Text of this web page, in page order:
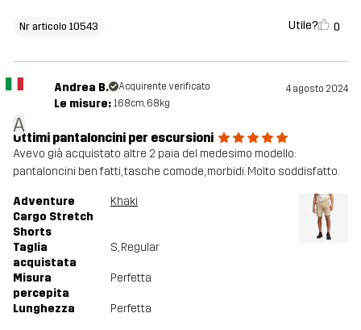
Nr articolo 10543 Utile? 0
A
Andrea B. Acquirente verificato 4 agosto 2024
Le misure: 168cm, 68kg
Ottimi pantaloncini per escursioni
Avevo già acquistato altre 2 paia del medesimo modello:
pantaloncini ben fatti, tasche comode, morbidi. Molto soddisfatto.
Adventure
Cargo Stretch
Shorts
Khaki
Taglia
acquistata
S, Regular
Misura
percepita
Perfetta
Lunghezza Perfetta